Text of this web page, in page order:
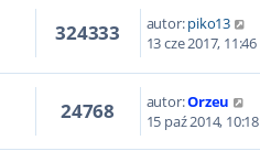
324333 autor:piko13
13 cze 2017, 11:46
24768 autor:Orzeu
15 paź 2014, 10:18